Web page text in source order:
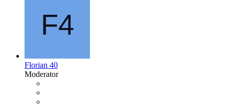
Florian 40
Moderator